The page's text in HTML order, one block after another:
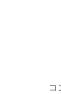
コ